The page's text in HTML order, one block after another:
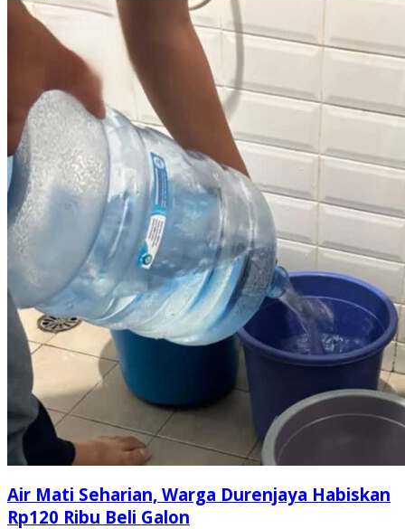
Air Mati Seharian, Warga Durenjaya Habiskan
Rp120 Ribu Beli Galon